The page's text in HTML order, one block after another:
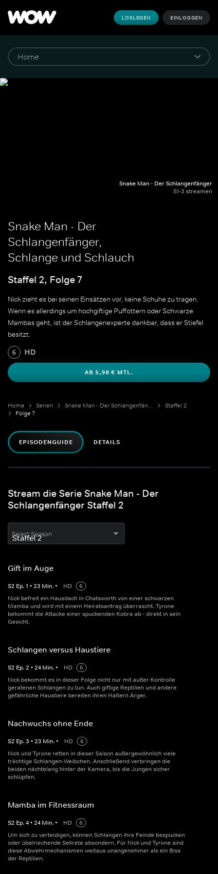
LOSLEGEN EINLOGGEN
Snake Man - Der Schlangenfänger
S1-3 streamen
Snake Man - Der
Schlangenfänger,
Schlange und Schlauch
Staffel 2, Folge 7
Nick zieht es bei seinen Einsätzen vor, keine Schuhe zu tragen.
Wenn es allerdings um hochgiftige Puffottern oder Schwarze
Mambas geht, ist der Schlangenexperte dankbar, dass er Stiefel
besitzt.
6 HD
AB 5,98 € MTL.
Home Serien Snake Man - Der Schlangenfänger
Staffel 2
Folge 7
EPISODENGUIDE DETAILS
Stream die Serie Snake Man - Der
Schlangenfänger Staffel 2
Select Season
Gift im Auge
S2 Ep.1 • 23 Min. • HD
6
Nick befreit ein Hausdach in Chatsworth von einer schwarzen
Mamba und wird mit einem Heiratsantrag überrascht. Tyrone
bekommt die Attacke einer spuckenden Kobra ab - direkt in sein
Gesicht.
Schlangen versus Haustiere
S2 Ep.2 • 24 Min. • HD
6
Nick bekommt es in dieser Folge nicht nur mit außer Kontrolle
geratenen Schlangen zu tun. Auch giftige Reptilien und andere
gefährliche Haustiere bereiten ihren Haltern Ärger.
Nachwuchs ohne Ende
S2 Ep.3 • 23 Min. • HD
6
Nick und Tyrone retten in dieser Saison außergewöhnlich viele
trächtige Schlangen-Weibchen. Anschließend verbringen die
beiden nächtelang hinter der Kamera, bis die Jungen sicher
schlüpfen.
Mamba im Fitnessraum
S2 Ep.4 • 24 Min. • HD
6
Um sich zu verteidigen, können Schlangen ihre Feinde bespucken
oder übelriechende Sekrete absondern. Für Nick und Tyrone sind
diese Abwehrmechanismen weitaus unangenehmer als ein Biss
der Reptilien.